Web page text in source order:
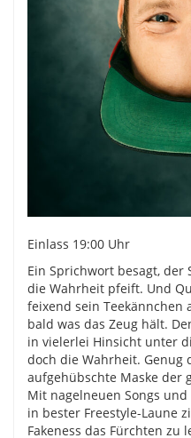
Einlass 19:00 Uhr
Ein Sprichwort besagt, der
die Wahrheit pfeift. Und
feixend sein Teekännchen
bald was das Zeug hält.
in vielerlei Hinsicht unter
doch die Wahrheit. Genug
aufgehübschte Maske der
Mit nagelneuen Songs
in bester Freestyle-Laune
Fakeness das Fürchten zu